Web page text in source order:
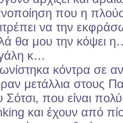
που η
να την
θα μου την κόψει
κ…
κόντρα σε
μετάλλια στους
Σότσι, που είναι
και έχουν από